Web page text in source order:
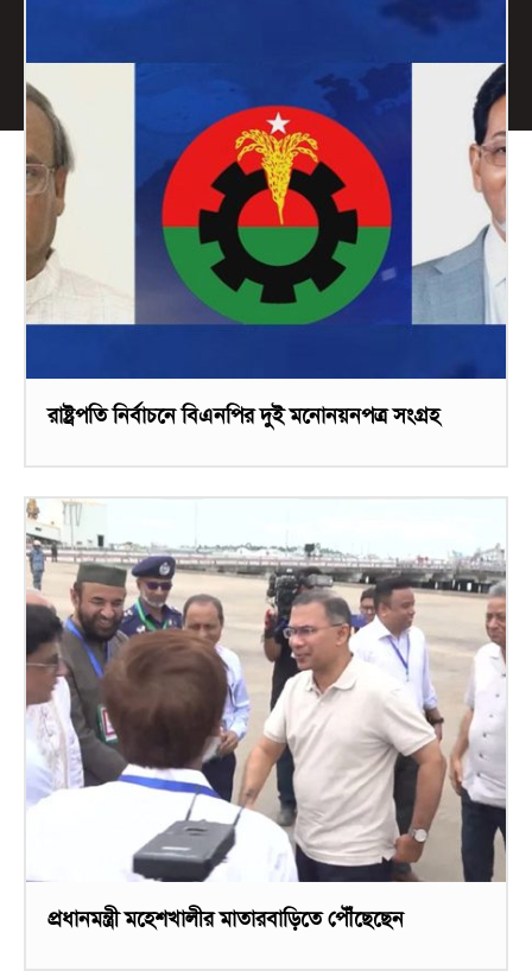
রাষ্ট্রপতি নির্বাচনে বিএনপির দুই মনোনয়নপত্র সংগ্রহ
প্রধানমন্ত্রী মহেশখালীর মাতারবাড়িতে পৌঁছেছেন